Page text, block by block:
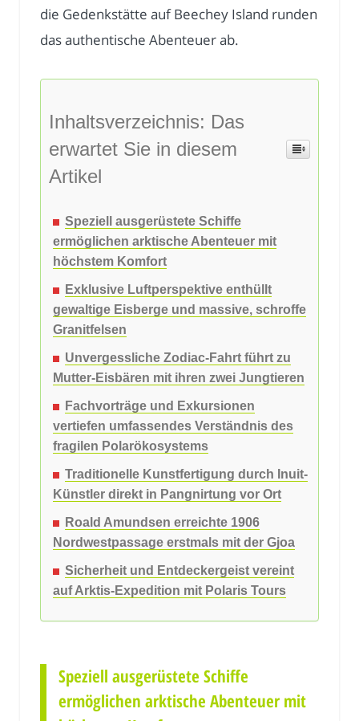
die Gedenkstätte auf Beechey Island runden
das authentische Abenteuer ab.
Inhaltsverzeichnis: Das
erwartet Sie in diesem
Artikel
Speziell ausgerüstete Schiffe
ermöglichen arktische Abenteuer mit
höchstem Komfort
Exklusive Luftperspektive enthüllt
gewaltige Eisberge und massive, schroffe
Granitfelsen
Unvergessliche Zodiac-Fahrt führt zu
Mutter-Eisbären mit ihren zwei Jungtieren
Fachvorträge und Exkursionen
vertiefen umfassendes Verständnis des
fragilen Polarökosystems
Traditionelle Kunstfertigung durch Inuit-
Künstler direkt in Pangnirtung vor Ort
Roald Amundsen erreichte 1906
Nordwestpassage erstmals mit der Gjoa
Sicherheit und Entdeckergeist vereint
auf Arktis-Expedition mit Polaris Tours
Speziell ausgerüstete Schiffe
ermöglichen arktische Abenteuer mit